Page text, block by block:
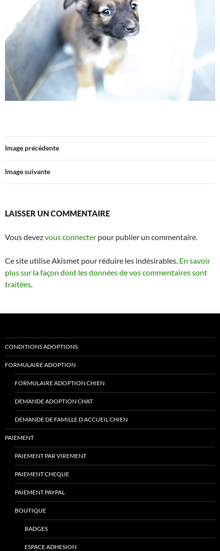
Image précédente
Image suivante
LAISSER UN COMMENTAIRE
Vous devezvous connecter pour publier un commentaire.
Ce site utilise Akismet pour réduire les indésirables. En savoir
plus sur la façon dont les données de vos commentaires sont
traitées
CONDITIONS ADOPTIONS
FORMULAIRE ADOPTION
FORMULAIRE ADOPTION CHIEN
DEMANDE ADOPTION CHAT
DEMANDE DE FAMILLE D ACCUEIL CHIEN
PAIEMENT
PAIEMENT PAR VIREMENT
PAIEMENT CHEQUE
PAIEMENT PAYPAL
BOUTIQUE
BADGES
ESPACE ADHESION